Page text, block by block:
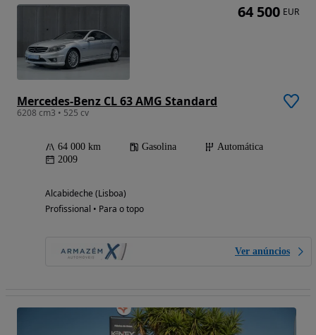
Mercedes-Benz CL 63 AMG Standard
6208 cm3 • 525 cv
64 000 km Gasolina
Automática
2009
Alcabideche (Lisboa)
Profissional • Para o topo
Ver anúncios
64 500 EUR